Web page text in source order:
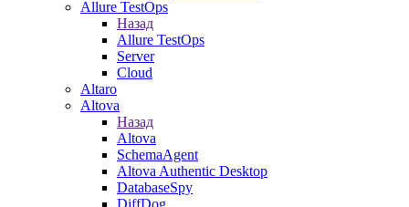
Allure TestOps
Назад
Allure TestOps
Server
Cloud
Altaro
Altova
Назад
Altova
SchemaAgent
Altova Authentic Desktop
DatabaseSpy
DiffDog